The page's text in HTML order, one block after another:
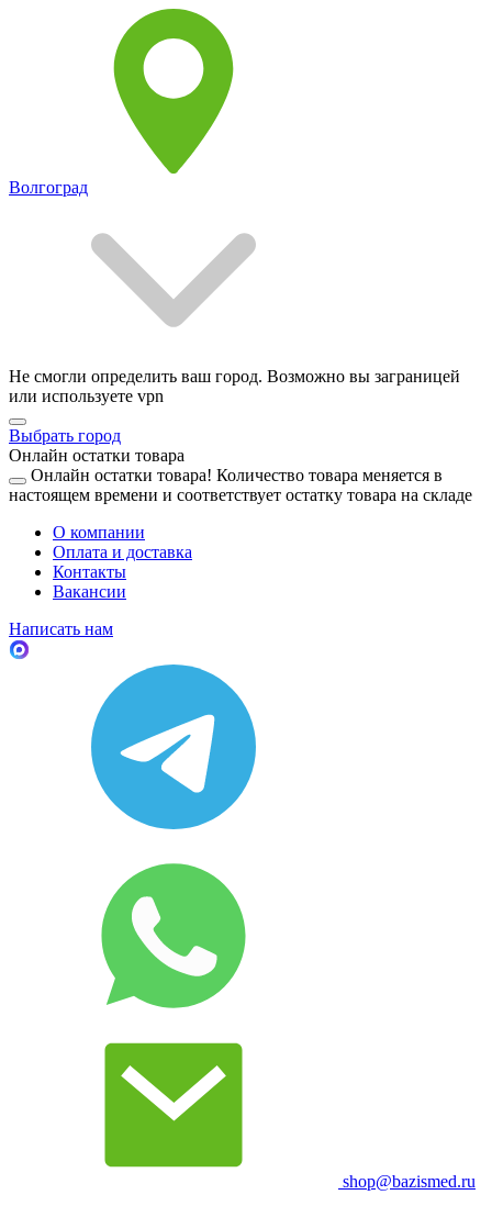
Волгоград
Не смогли определить ваш город. Возможно вы заграницей
или используете vpn
Выбрать город
Онлайн остатки товара
Онлайн остатки товара! Количество товара меняется в
настоящем времени и соответствует остатку товара на складе
О компании
Оплата и доставка
Контакты
Вакансии
Написать нам
shop@bazismed.ru